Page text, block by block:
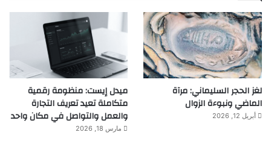
لغز الحجر السليماني: مرآة
الماضي ونبوءة الزوال
أبريل 12, 2026
ميدل إيست: منظومة رقمية
متكاملة تعيد تعريف التجارة
والعمل والتواصل في مكان واحد
مارس 18, 2026